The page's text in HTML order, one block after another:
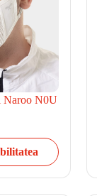
Naroo N0U